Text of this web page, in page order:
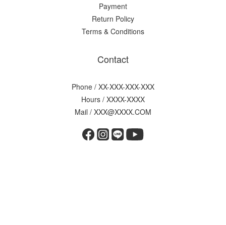
Payment
Return Policy
Terms & Conditions
Contact
Phone / XX-XXX-XXX-XXX
Hours / XXXX-XXXX
Mail / XXX@XXXX.COM